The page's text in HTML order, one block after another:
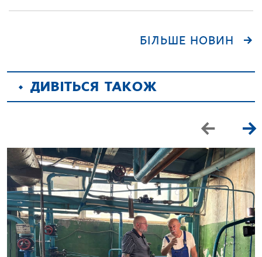
БІЛЬШЕ НОВИН
ДИВІТЬСЯ ТАКОЖ